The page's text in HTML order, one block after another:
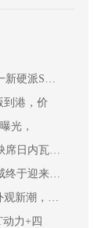
北汽越野车要逆袭！又一新硬派SUV曝
到港，价
光，
兰博基尼有多火爆呢？缺席日内瓦，专注
甩卖欧宝之后，别克君威终于迎来改款，
标致车“最后的倔强”，外观新潮，内饰
动力+四